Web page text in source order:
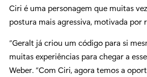
Ciri é uma personagem que muitas
postura mais agressiva, motivada por
“Geralt já criou um código para si
muitas experiências para chegar a
Weber. “Com Ciri, agora temos a